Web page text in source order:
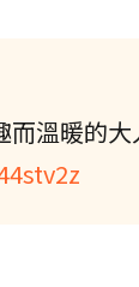
溫暖的大